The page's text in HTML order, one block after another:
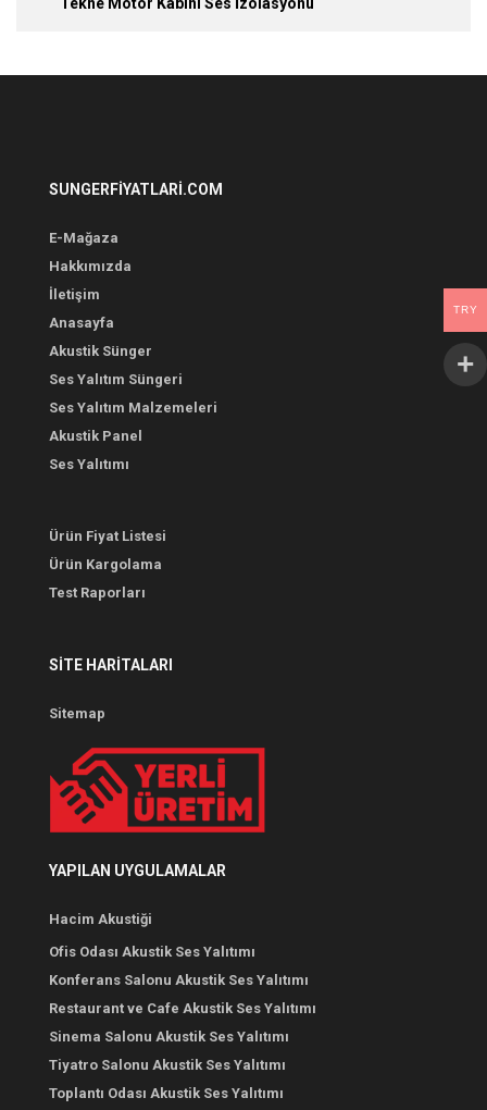
SUNGERFIYATLARI.COM
E-Mağaza
Hakkımızda
İletişim
Anasayfa
Akustik Sünger
Ses Yalıtım Süngeri
Ses Yalıtım Malzemeleri
Akustik Panel
Ses Yalıtımı
Ürün Fiyat Listesi
Ürün Kargolama
Test Raporları
SITE HARITALARI
Sitemap
YAPILAN UYGULAMALAR
Hacim Akustiği
Ofis Odası Akustik Ses Yalıtımı
Konferans Salonu Akustik Ses Yalıtımı
Restaurant ve Cafe Akustik Ses Yalıtımı
Sinema Salonu Akustik Ses Yalıtımı
Tiyatro Salonu Akustik Ses Yalıtımı
Toplantı Odası Akustik Ses Yalıtımı
TRY